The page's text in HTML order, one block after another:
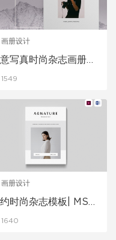
画册设计
写真时尚杂志画册设
1549
画册设计
时尚杂志模板| MS
1640